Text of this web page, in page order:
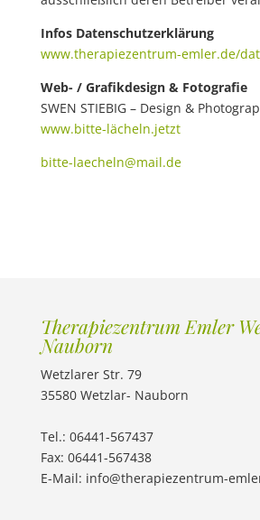
Infos Datenschutzerklärung
www.therapiezentrum-emler.de/
Web- / Grafikdesign & Fotografie
SWEN STIEBIG – Design &
www.bitte-lächeln.jetzt
bitte-laecheln@mail.de
Therapiezentrum Emler
Nauborn
Wetzlarer Str. 79
35580 Wetzlar- Nauborn
Tel.: 06441-567437
Fax: 06441-567438
E-Mail: info@therapiezentrum-